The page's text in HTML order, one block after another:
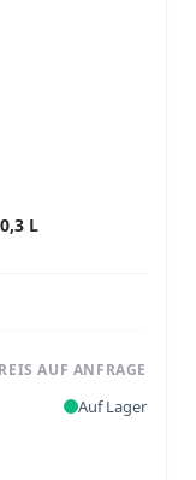
L
AUF ANFRAGE
Auf Lager